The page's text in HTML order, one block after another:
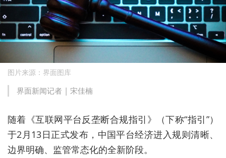
图片来源：界面图库
界面新闻记者 | 宋佳楠
随着《互联网平台反垄断合规指引》（下称“指引”）
于2月13日正式发布，中国平台经济进入规则清晰、
边界明确、监管常态化的全新阶段。